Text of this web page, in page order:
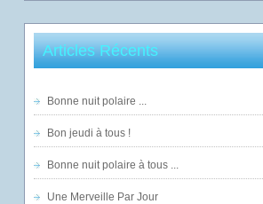
Articles Récents
Bonne nuit polaire ...
Bon jeudi à tous !
Bonne nuit polaire à tous ...
Une Merveille Par Jour